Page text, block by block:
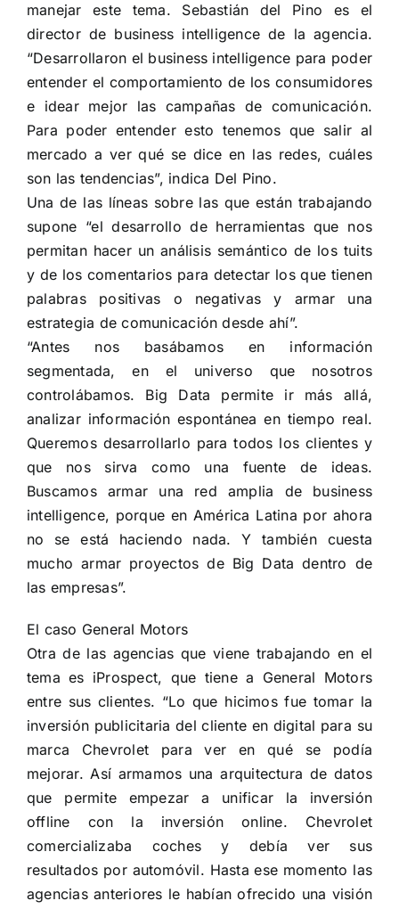
manejar este tema. Sebastián del Pino es el
director de business intelligence de la agencia.
“Desarrollaron el business intelligence para poder
entender el comportamiento de los consumidores
e idear mejor las campañas de comunicación.
Para poder entender esto tenemos que salir al
mercado a ver qué se dice en las redes, cuáles
son las tendencias”, indica Del Pino.
Una de las líneas sobre las que están trabajando
supone “el desarrollo de herramientas que nos
permitan hacer un análisis semántico de los tuits
y de los comentarios para detectar los que tienen
palabras positivas o negativas y armar una
estrategia de comunicación desde ahí”.
“Antes nos basábamos en información
segmentada, en el universo que nosotros
controlábamos. Big Data permite ir más allá,
analizar información espontánea en tiempo real.
Queremos desarrollarlo para todos los clientes y
que nos sirva como una fuente de ideas.
Buscamos armar una red amplia de business
intelligence, porque en América Latina por ahora
no se está haciendo nada. Y también cuesta
mucho armar proyectos de Big Data dentro de
las empresas”.
El caso General Motors
Otra de las agencias que viene trabajando en el
tema es iProspect, que tiene a General Motors
entre sus clientes. “Lo que hicimos fue tomar la
inversión publicitaria del cliente en digital para su
marca Chevrolet para ver en qué se podía
mejorar. Así armamos una arquitectura de datos
que permite empezar a unificar la inversión
offline con la inversión online. Chevrolet
comercializaba coches y debía ver sus
resultados por automóvil. Hasta ese momento las
agencias anteriores le habían ofrecido una visión